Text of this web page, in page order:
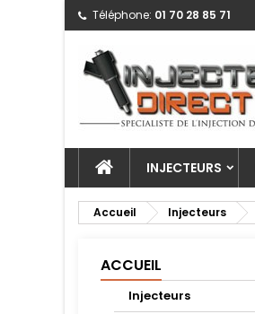
Téléphone: 01 70 28 85 71
INJECTEURS
Accueil Injecteurs
ACCUEIL
Injecteurs